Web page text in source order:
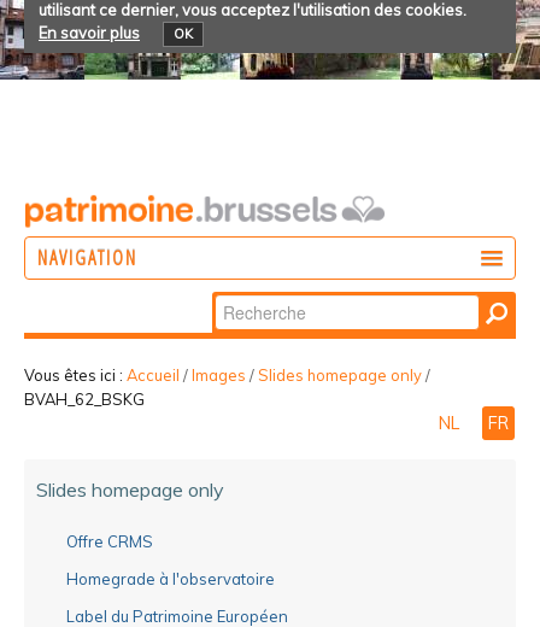
utilisant ce dernier, vous acceptez l'utilisation des cookies.
En savoir plus
OK
NAVIGATION
PARTICIPER
Chercher par
Recherche
avancée…
Vous êtes ici : Accueil /Images /Slides homepage only/
BVAH_62_BSKG
NL FR
Slides homepage only
Offre CRMS
Homegrade à l'observatoire
Label du Patrimoine Européen